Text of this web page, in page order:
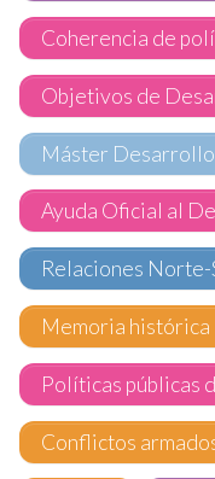
Coherencia de
Objetivos de
Máster
Ayuda Oficial al
Relaciones Norte-
Memoria histórica
Políticas públicas
Conflictos